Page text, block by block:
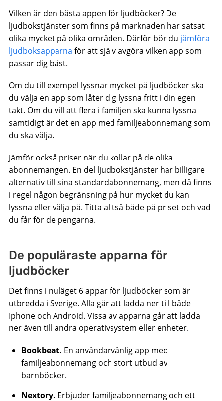
Vilken är den bästa appen för ljudböcker? De
ljudbokstjänster som finns på marknaden har satsat
olika mycket på olika områden. Därför bör du jämföra
ljudboksapparna för att själv avgöra vilken app som
passar dig bäst.
Om du till exempel lyssnar mycket på ljudböcker ska
du välja en app som låter dig lyssna fritt i din egen
takt. Om du vill att flera i familjen ska kunna lyssna
samtidigt är det en app med familjeabonnemang som
du ska välja.
Jämför också priser när du kollar på de olika
abonnemangen. En del ljudbokstjänster har billigare
alternativ till sina standardabonnemang, men då finns
i regel någon begränsning på hur mycket du kan
lyssna eller välja på. Titta alltså både på priset och vad
du får för de pengarna.
De populäraste apparna för
ljudböcker
Det finns i nuläget 6 appar för ljudböcker som är
utbredda i Sverige. Alla går att ladda ner till både
Iphone och Android. Vissa av apparna går att ladda
ner även till andra operativsystem eller enheter.
Bookbeat. En användarvänlig app med
familjeabonnemang och stort utbud av
barnböcker.
Nextory. Erbjuder familjeabonnemang och ett